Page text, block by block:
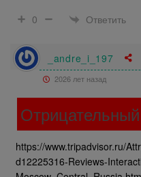
0
Ответить
_andre_i_197
2026 лет назад
https://www.tripadvisor.ru/
d12225316-Reviews-